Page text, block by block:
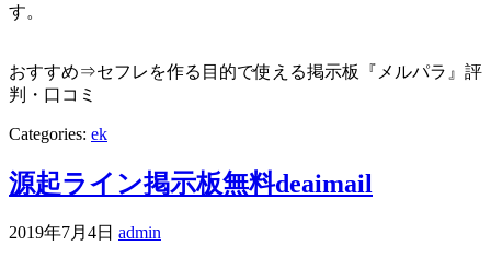
す。
おすすめ⇒セフレを作る目的で使える掲示板『メルパラ』評
判・口コミ
Categories: ek
源起ライン掲示板無料deaimail
2019年7月4日 admin